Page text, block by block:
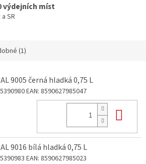
výdejních míst
SR
(1)
9005 černá hladká 0,75 L
EAN: 8590627985047
9016 bílá hladká 0,75 L
EAN: 8590627985023